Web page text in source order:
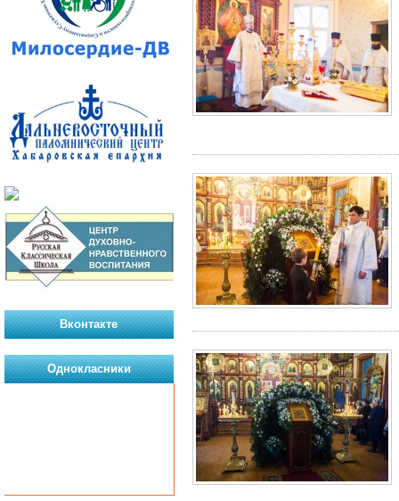
Вконтакте
Однокласники